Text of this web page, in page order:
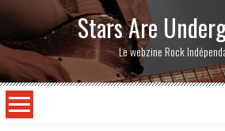
Stars Are
Le webzine Rock